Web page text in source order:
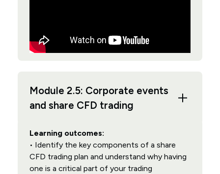
Module 2.5: Corporate events
and share CFD trading
Learning outcomes:
• Identify the key components of a share
CFD trading plan and understand why having
one is a critical part of your trading